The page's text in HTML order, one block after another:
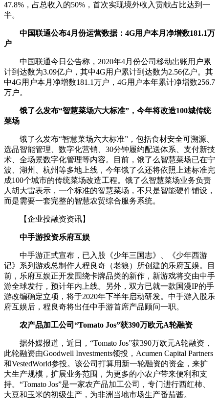
47.8%，占总收入的50%，首次实现境外收入贡献占比达到一
半。
中国联通公布4月份运营数据：4G用户本月净增数181.1万
户
中国联通今日公告称，2020年4月份公司移动出账用户累
计到达数为3.09亿户，其中4G用户累计到达数为2.56亿户。其
中4G用户本月净增数181.1万户，4G用户本年累计净增数256.7
万户。
饿了么发布“智慧菜场六大标准”，今年将改造100城传统
菜场
饿了么发布“智慧菜场六大标准”，包括食材安全可溯源、
选品智能管理、数字化营销、30分钟履约配送体系、支付新技
术、全场景数字化管理等内容。目前，饿了么智慧菜场已在宁
波、湖州、杭州等多地上线，今年饿了么还将依照上述标准完
成100个城市的传统菜场改造工程。饿了么智慧菜场业务负责
人胡大雷表示，一个标准的智慧菜场，不只是智能硬件铺设，
而是需要一套完整的智慧农贸综合服务系统。
【企业投融资资讯】
中手游投资乐府互娱
中手游正式宣布，已入股《少年三国志》、《少年西游
记》系列游戏总制作人程良奇（老狼）所创建的乐府互娱。目
前，乐府互娱正开发围绕卡牌品类的新作，新游戏将交由中手
游全球发行，预计年内上线。另外，双方已就一款国漫IP的手
游改编确定立项，将于2020年下半年启动研发。中手游入股乐
府互娱后，程良奇将出任中手游首席产品顾问一职。
农产品加工公司“Tomato Jos”获390万欧元A轮融资
据外媒报道，近日，“Tomato Jos”获390万欧元A轮融资，
此轮融资由Goodwell Investments领投，Acumen Capital Partners
和VestedWorld参投。该公司打算用新一轮融资的资金，来扩
大生产规模，扩展业务范围，为更多的小农户带来便利和支
持。“Tomato Jos”是一家农产品加工公司，专门进行西红柿、
大豆和玉米的初级生产，为非洲当地市场生产番茄酱。